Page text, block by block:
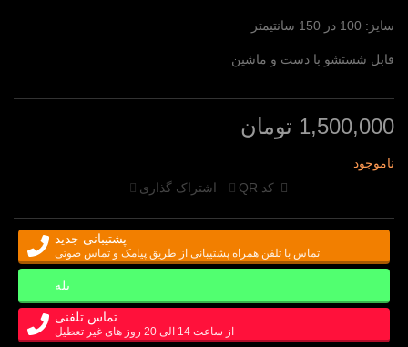
سایز: 100 در 150 سانتیمتر
قابل شستشو با دست و ماشین
1,500,000 تومان
ناموجود
کد QR
اشتراک گذاری
پشتیبانی جدید
تماس با تلفن همراه پشتیبانی از طریق پیامک و تماس صوتی
بله
تماس تلفنی
از ساعت 14 الی 20 روز های غیر تعطیل